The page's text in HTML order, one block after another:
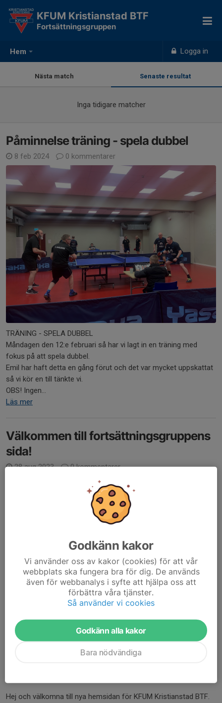
Hem Logga in
KFUM Kristianstad BTF
Fortsättningsgruppen
Nästa match Senaste resultat
Inga tidigare matcher
Påminnelse träning - spela dubbel
8 feb 2024 0 kommentarer
TRÄNING - SPELA DUBBEL
Måndagen den 12:e februari så har vi lagt in en träning med
fokus på att spela dubbel.
Emil har haft detta en gång förut och det var mycket uppskattat
så vi kör en till tänkte vi.
OBS! Ingen...
Läs mer
Välkommen till fortsättningsgruppens
sida!
28 aug 2023 0 kommentarer
Hej och välkomna till nya hemsidan för KFUM Kristianstad BTF.
Godkänn kakor
Vi använder oss av kakor (cookies) för att vår
webbplats ska fungera bra för dig. De används
även för webbanalys i syfte att hjälpa oss att
förbättra våra tjänster.
Så använder vi cookies
Godkänn alla kakor
Bara nödvändiga